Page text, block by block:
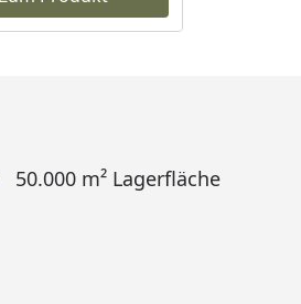
50.000 m² Lagerfläche